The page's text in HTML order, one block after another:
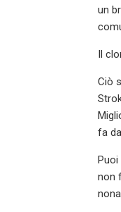
un
Il
Ciò
fa
non